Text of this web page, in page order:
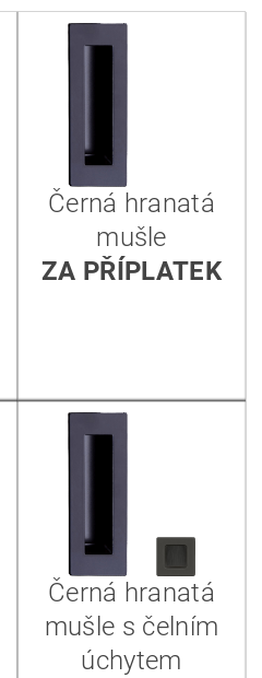
Černá hranatá
mušle
ZA PŘÍPLATEK
Černá hranatá
mušle s čelním
úchytem